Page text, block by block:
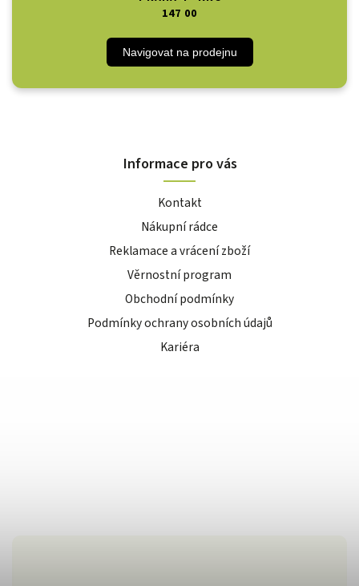
147 00
Navigovat na prodejnu
Informace pro vás
Kontakt
Nákupní rádce
Reklamace a vrácení zboží
Věrnostní program
Obchodní podmínky
Podmínky ochrany osobních údajů
Kariéra